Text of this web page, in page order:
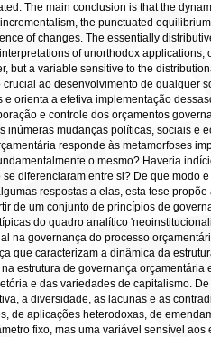
The main conclusion is that the
the punctuated
of changes. The essentially
of unorthodox
but a variable sensitive to the
ao desenvolvimento de qualquer
orienta a efetiva implementação
e controle dos orçamentos
mudanças políticas, sociais e
responde às metamorfoses
o mesmo? Haveria
diferenciaram entre si? De que modo
respostas a elas, esta tese
de um conjunto de princípios de
do quadro analítico
governança do processo
que caracterizam a dinâmica da
estrutura de governança
e das variedades de capitalismo.
a diversidade, as lacunas e as
aplicações heterodoxas, de
fixo, mas uma variável sensível